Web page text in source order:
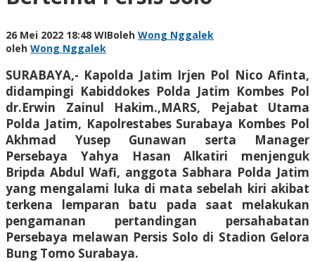
26 Mei 2022 18:48 WIBoleh Wong Nggalek
oleh Wong Nggalek
SURABAYA,- Kapolda Jatim Irjen Pol Nico Afinta,
didampingi Kabiddokes Polda Jatim Kombes Pol
dr.Erwin Zainul Hakim.,MARS, Pejabat Utama
Polda Jatim, Kapolrestabes Surabaya Kombes Pol
Akhmad Yusep Gunawan serta Manager
Persebaya Yahya Hasan Alkatiri menjenguk
Bripda Abdul Wafi, anggota Sabhara Polda Jatim
yang mengalami luka di mata sebelah kiri akibat
terkena lemparan batu pada saat melakukan
pengamanan pertandingan persahabatan
Persebaya melawan Persis Solo di Stadion Gelora
Bung Tomo Surabaya.